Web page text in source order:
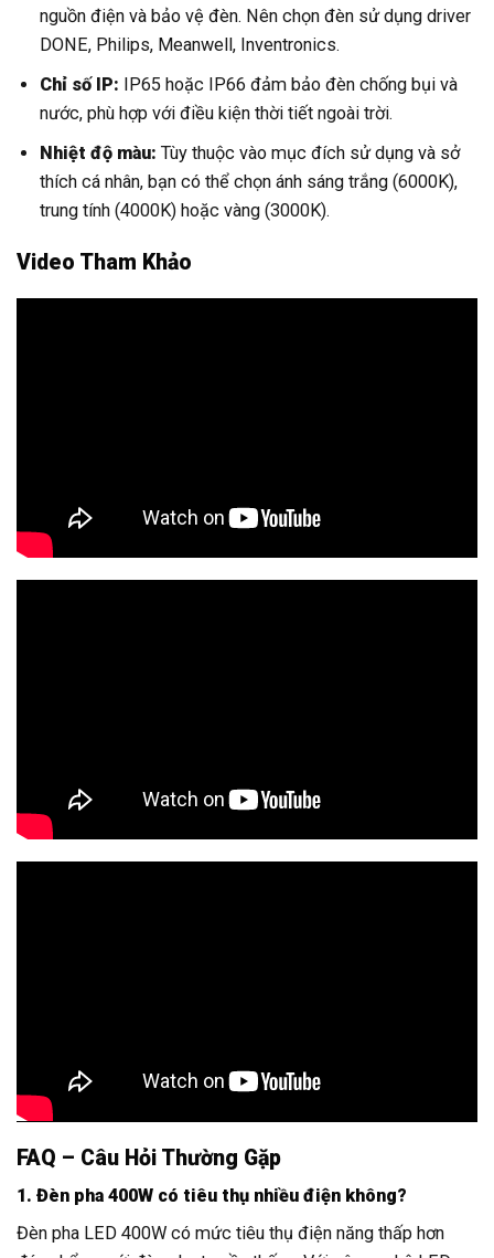
nguồn điện và bảo vệ đèn. Nên chọn đèn sử dụng driver
DONE, Philips, Meanwell, Inventronics.
Chỉ số IP: IP65 hoặc IP66 đảm bảo đèn chống bụi và
nước, phù hợp với điều kiện thời tiết ngoài trời.
Nhiệt độ màu: Tùy thuộc vào mục đích sử dụng và sở
thích cá nhân, bạn có thể chọn ánh sáng trắng (6000K),
trung tính (4000K) hoặc vàng (3000K).
Video Tham Khảo
FAQ – Câu Hỏi Thường Gặp
1. Đèn pha 400W có tiêu thụ nhiều điện không?
Đèn pha LED 400W có mức tiêu thụ điện năng thấp hơn